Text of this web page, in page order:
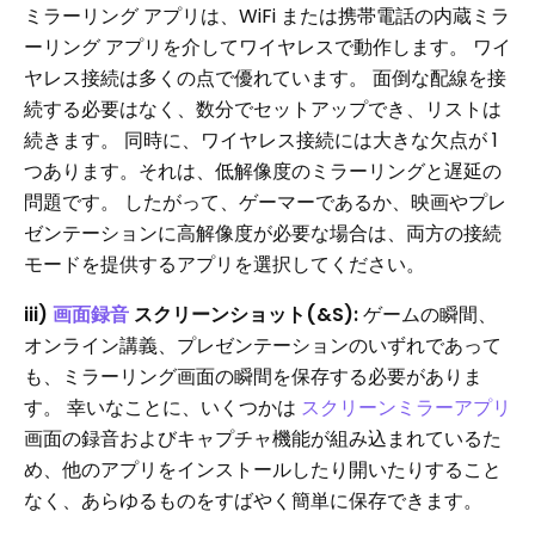
ミラーリング アプリは、WiFi または携帯電話の内蔵ミラ
ーリング アプリを介してワイヤレスで動作します。 ワイ
ヤレス接続は多くの点で優れています。 面倒な配線を接
続する必要はなく、数分でセットアップでき、リストは
続きます。 同時に、ワイヤレス接続には大きな欠点が 1
つあります。それは、低解像度のミラーリングと遅延の
問題です。 したがって、ゲーマーであるか、映画やプレ
ゼンテーションに高解像度が必要な場合は、両方の接続
モードを提供するアプリを選択してください。
iii) 画面録音 スクリーンショット(&S):ゲームの瞬間、
オンライン講義、プレゼンテーションのいずれであって
も、ミラーリング画面の瞬間を保存する必要がありま
す。 幸いなことに、いくつかは スクリーンミラーアプリ
画面の録音およびキャプチャ機能が組み込まれているた
め、他のアプリをインストールしたり開いたりすること
なく、あらゆるものをすばやく簡単に保存できます。